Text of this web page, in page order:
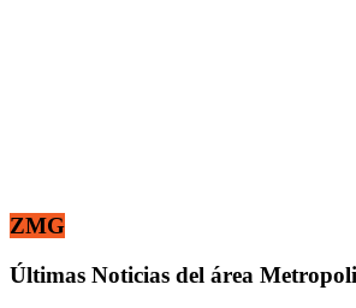
ZMG
Últimas Noticias del área